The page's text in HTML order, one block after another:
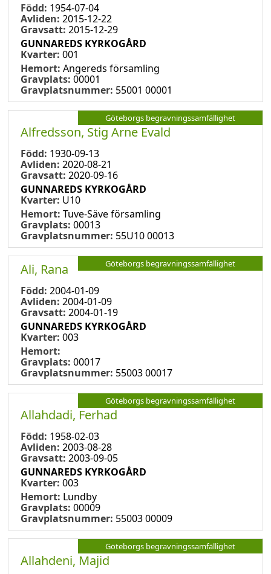
Född: 1954-07-04
Avliden: 2015-12-22
Gravsatt: 2015-12-29
GUNNAREDS KYRKOGÅRD
Kvarter: 001
Hemort: Angereds församling
Gravplats: 00001
Gravplatsnummer: 55001 00001
Göteborgs begravningssamfällighet
Alfredsson, Stig Arne Evald
Född: 1930-09-13
Avliden: 2020-08-21
Gravsatt: 2020-09-16
GUNNAREDS KYRKOGÅRD
Kvarter: U10
Hemort: Tuve-Säve församling
Gravplats: 00013
Gravplatsnummer: 55U10 00013
Göteborgs begravningssamfällighet
Ali, Rana
Född: 2004-01-09
Avliden: 2004-01-09
Gravsatt: 2004-01-19
GUNNAREDS KYRKOGÅRD
Kvarter: 003
Hemort:
Gravplats: 00017
Gravplatsnummer: 55003 00017
Göteborgs begravningssamfällighet
Allahdadi, Ferhad
Född: 1958-02-03
Avliden: 2003-08-28
Gravsatt: 2003-09-05
GUNNAREDS KYRKOGÅRD
Kvarter: 003
Hemort: Lundby
Gravplats: 00009
Gravplatsnummer: 55003 00009
Göteborgs begravningssamfällighet
Allahdeni, Majid